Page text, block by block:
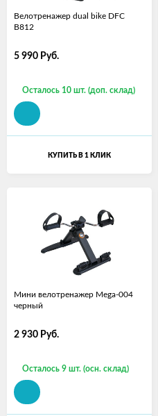
Велотренажер dual bike DFC
B812
5 990 Руб.
Осталось 10 шт. (доп. склад)
КУПИТЬ В 1 КЛИК
Мини велотренажер Mega-004
черный
2 930 Руб.
Осталось 9 шт. (осн. склад)